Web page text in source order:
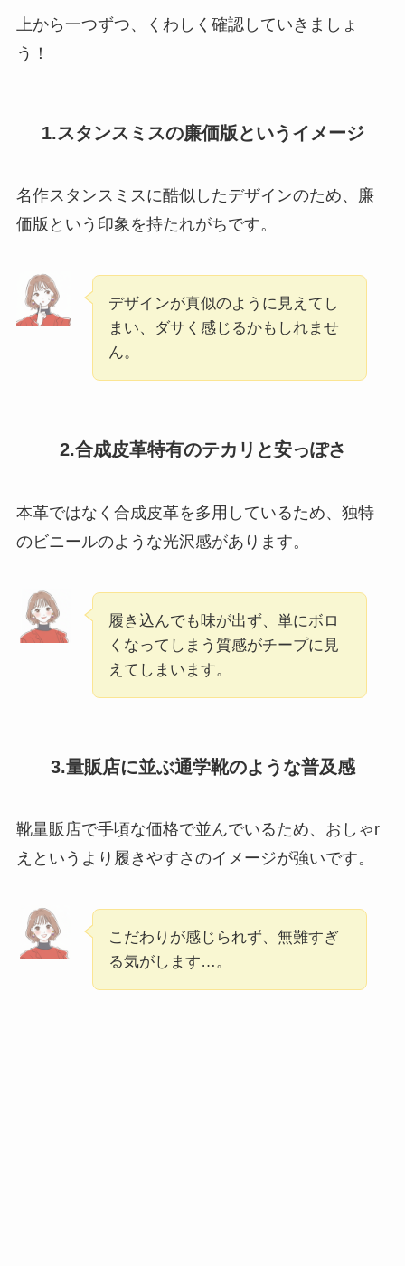
上から一つずつ、くわしく確認していきましょ
う！
1.スタンスミスの廉価版というイメージ
名作スタンスミスに酷似したデザインのため、廉
価版という印象を持たれがちです。
デザインが真似のように見えてし
まい、ダサく感じるかもしれませ
ん。
2.合成皮革特有のテカリと安っぽさ
本革ではなく合成皮革を多用しているため、独特
のビニールのような光沢感があります。
履き込んでも味が出ず、単にボロ
くなってしまう質感がチープに見
えてしまいます。
3.量販店に並ぶ通学靴のような普及感
靴量販店で手頃な価格で並んでいるため、おしゃr
えというより履きやすさのイメージが強いです。
こだわりが感じられず、無難すぎ
る気がします…。